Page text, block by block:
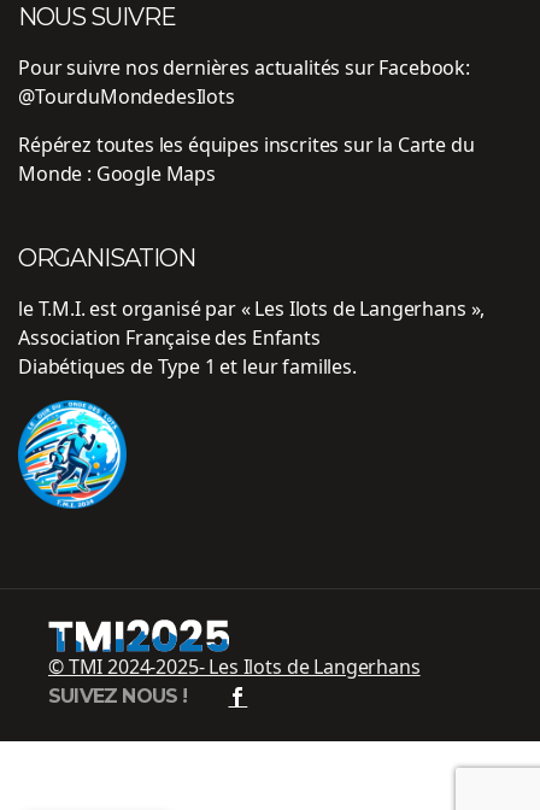
NOUS SUIVRE
Pour suivre nos dernières actualités sur Facebook:
@TourduMondedesIlots
Répérez toutes les équipes inscrites sur la Carte du
Monde : Google Maps
ORGANISATION
le T.M.I. est organisé par « Les Ilots de Langerhans »,
Association Française des Enfants
Diabétiques de Type 1 et leur familles.
© TMI 2024-2025- Les Ilots de Langerhans
SUIVEZ NOUS !